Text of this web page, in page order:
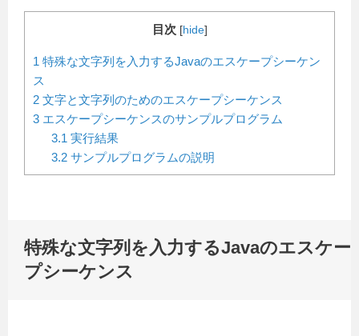
目次 [hide]
1 特殊な文字列を入力するJavaのエスケープシーケン
ス
2 文字と文字列のためのエスケープシーケンス
3 エスケープシーケンスのサンプルプログラム
3.1 実行結果
3.2サンプルプログラムの説明
特殊な文字列を入力するJavaのエスケー
プシーケンス